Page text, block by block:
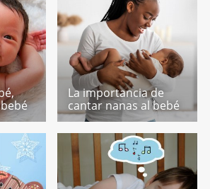
La importancia de
cantar nanas al bebé